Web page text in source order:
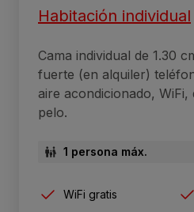
Habitación individual
Cama individual de 1.30
fuerte (en alquiler)
aire acondicionado,
pelo.
1 persona máx.
WiFi gratis